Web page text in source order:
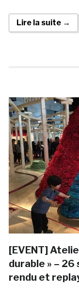
Lire la suite →
[EVENT]
durable » –
rendu et